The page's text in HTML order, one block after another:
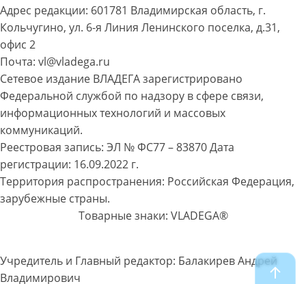
Адрес редакции: 601781 Владимирская область, г.
Кольчугино, ул. 6-я Линия Ленинского поселка, д.31,
офис 2
Почта: vl@vladega.ru
Сетевое издание ВЛАДЕГА зарегистрировано
Федеральной службой по надзору в сфере связи,
информационных технологий и массовых
коммуникаций.
Реестровая запись: ЭЛ № ФС77 – 83870 Дата
регистрации: 16.09.2022 г.
Территория распространения: Российская Федерация,
зарубежные страны.
Товарные знаки: VLADEGA®
Учредитель и Главный редактор: Балакирев Андрей
Владимирович